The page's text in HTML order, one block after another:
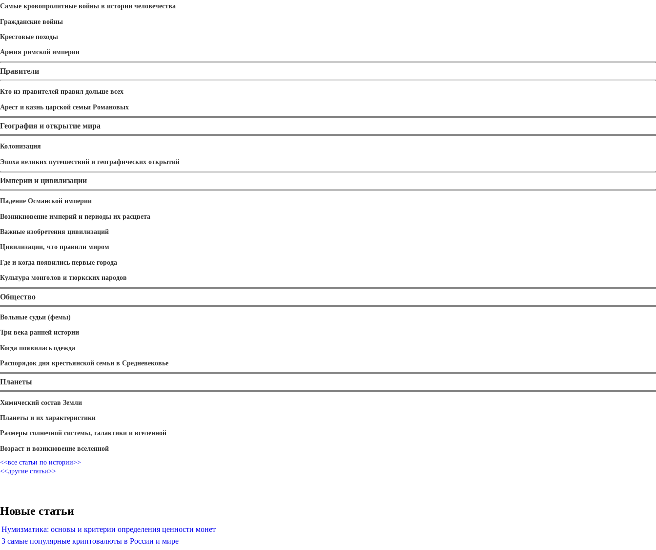
Самые кровопролитные войны в истории человечества
Гражданские войны
Крестовые походы
Армия римской империи
Правители
Кто из правителей правил дольше всех
Арест и казнь царской семьи Романовых
География и открытие мира
Колонизация
Эпоха великих путешествий и географических открытий
Империи и цивилизации
Падение Османской империи
Возникновение империй и периоды их расцвета
Важные изобретения цивилизаций
Цивилизации, что правили миром
Где и когда появились первые города
Культура монголов и тюркских народов
Общество
Вольные судьи (фемы)
Три века ранней истории
Когда появилась одежда
Распорядок дня крестьянской семьи в Средневековье
Планеты
Химический состав Земли
Планеты и их характеристики
Размеры солнечной системы, галактики и вселенной
Возраст и возикновение вселенной
<<все статьи по истории>>
<<другие статьи>>
Новые статьи
Нумизматика: основы и критерии определения ценности монет
3 самые популярные криптовалюты в России и мире